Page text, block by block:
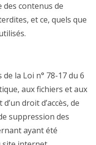
contenus de
et ce, quels que
la Loi n° 78-17 du 6
aux fichiers et aux
droit d’accès, de
suppression des
ayant été